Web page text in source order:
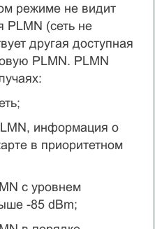
режиме не видит
PLMN (сеть не
другая доступная
PLMN. PLMN
информация о
в приоритетном
с уровнем
-85 dBm;